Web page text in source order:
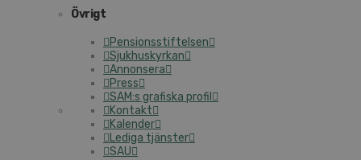
Övrigt
Pensionsstiftelsen
Sjukhuskyrkan
Annonsera
Press
SAM:s grafiska profil
Kontakt
Kalender
Lediga tjänster
SAU